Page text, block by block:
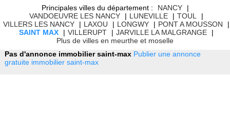
Principales villes du département : NANCY
|
VANDOEUVRE LES NANCY
| LUNEVILLE | TOUL
|
VILLERS LES NANCY
| LAXOU | LONGWY | PONT A MOUSSON
|
SAINT MAX
| VILLERUPT | JARVILLE LA MALGRANGE
|
Plus de villes en meurthe et moselle
Pas d'annonce immobilier saint-max Publier une annonce
gratuite immobilier saint-max